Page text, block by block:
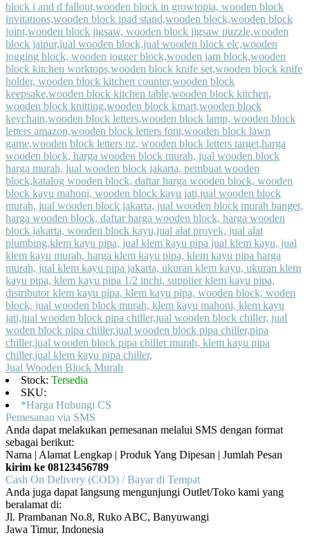
Jual Wooden Block Murah
Stock: Tersedia
SKU:
*Harga Hubungi CS
Pemesanan via SMS
Anda dapat melakukan pemesanan melalui SMS dengan format
sebagai berikut:
Nama | Alamat Lengkap | Produk Yang Dipesan | Jumlah Pesan
kirim ke 08123456789
Cash On Delivery (COD) / Bayar di Tempat
Anda juga dapat langsung mengunjungi Outlet/Toko kami yang
beralamat di:
Jl. Prambanan No.8, Ruko ABC, Banyuwangi
Jawa Timur, Indonesia